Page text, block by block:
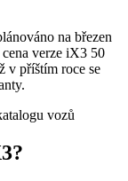
na březen
verze iX3 50
v příštím roce se